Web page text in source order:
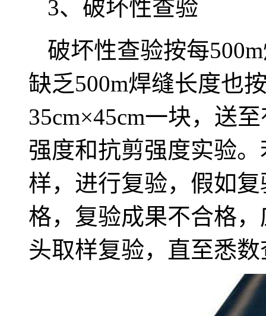
3、破坏性查验
破坏性查验按每
缺乏500m焊缝长度也
35cm×45cm一块，送
强度和抗剪强度实验
样，进行复验，假如
格，复验成果不合格
头取样复验，直至悉